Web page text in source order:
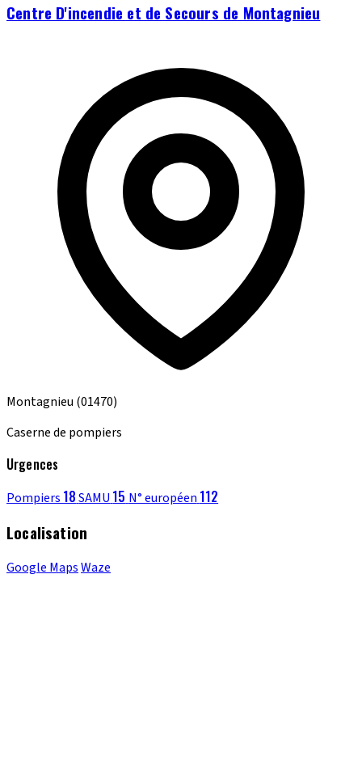
Centre D'incendie et de Secours de Montagnieu
Montagnieu (01470)
Caserne de pompiers
Urgences
Pompiers 18SAMU 15 N° européen 112
Localisation
Google MapsWaze